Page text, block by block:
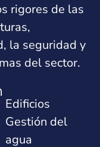
rigores de las
la seguridad y
del sector.
Edificios
Gestión del
agua